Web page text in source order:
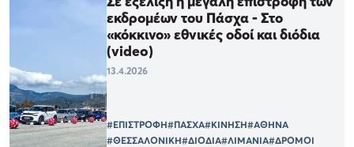
εκδρομέων του Πάσχα - Στο
«κόκκινο» εθνικές οδοί και διόδια
(video)
13.4.2026
#ΕΠΙΣΤΡΟΦΗ#ΠΑΣΧΑ#ΚΙΝΗΣΗ#ΑΘΗΝΑ
#ΘΕΣΣΑΛΟΝΙΚΗ#ΔΙΟΔΙΑ#ΛΙΜΑΝΙΑ#ΔΡΟΜΟΙ